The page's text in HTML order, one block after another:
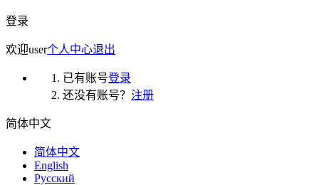
登录
欢迎user个人中心退出
已有账号登录
还没有账号？ 注册
简体中文
简体中文
English
Русский